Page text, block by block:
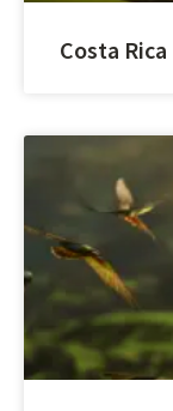
Costa